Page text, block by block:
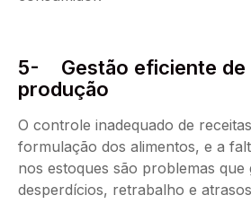
5- Gestão eficiente de
produção
O controle inadequado de
formulação dos alimentos, e a
nos estoques são problemas que
desperdícios, retrabalho e